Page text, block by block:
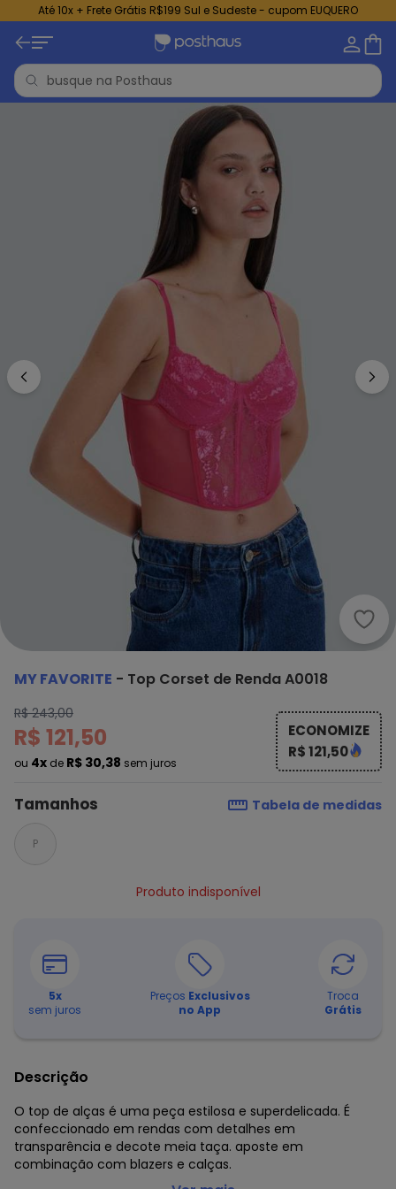
Até 10x + Frete Grátis R$199 Sul e Sudeste - cupom EUQUERO
My
MY FAVORITE - Top Corset de Renda A0018
R$ 243,00
R$ 121,50
ou 4x de R$ 30,38 sem juros
ECONOMIZE
R$ 121,50
Tamanhos Tabela de medidas
P
Produto indisponível
5x
sem juros
Preços Exclusivos
no App
Troca
Grátis
Descrição
O top de alças é uma peça estilosa e superdelicada. É
confeccionado em rendas com detalhes em
transparência e decote meia taça. aposte em
combinação com blazers e calças.